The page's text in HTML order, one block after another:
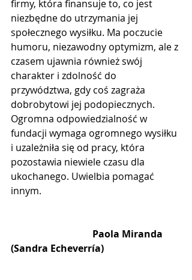
firmy, która finansuje to, co jest
niezbędne do utrzymania jej
społecznego wysiłku. Ma poczucie
humoru, niezawodny optymizm, ale z
czasem ujawnia również swój
charakter i zdolność do
przywództwa, gdy coś zagraża
dobrobytowi jej podopiecznych.
Ogromna odpowiedzialność w
fundacji wymaga ogromnego wysiłku
i uzależniła się od pracy, która
pozostawia niewiele czasu dla
ukochanego. Uwielbia pomagać
innym.
(Sandra Echeverría)